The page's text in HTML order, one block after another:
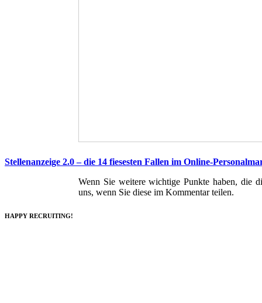
Stellenanzeige 2.0 – die 14 fiesesten Fallen im Online-
Wenn Sie weitere wichtige Punkte haben, die
uns, wenn Sie diese im Kommentar teilen.
HAPPY RECRUITING!